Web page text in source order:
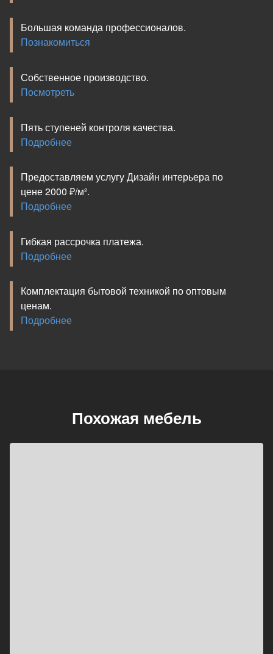
Большая команда профессионалов.
Познакомиться
Собственное производство.
Посмотреть
Пять ступеней контроля качества.
Подробнее
Предоставляем услугу Дизайн интерьера по
цене 2000 ₽/м².
Подробнее
Гибкая рассрочка платежа.
Подробнее
Комплектация бытовой техникой по оптовым
ценам.
Подробнее
Похожая мебель